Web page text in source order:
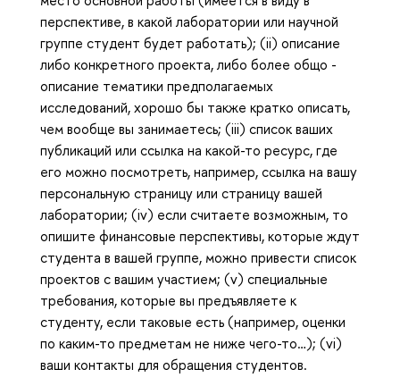
перспективе, в какой лаборатории или научной
группе студент будет работать); (ii) описание
либо конкретного проекта, либо более общо -
описание тематики предполагаемых
исследований, хорошо бы также кратко описать,
чем вообще вы занимаетесь; (iii) список ваших
публикаций или ссылка на какой-то ресурс, где
его можно посмотреть, например, ссылка на вашу
персональную страницу или страницу вашей
лаборатории; (iv) если считаете возможным, то
опишите финансовые перспективы, которые ждут
студента в вашей группе, можно привести список
проектов с вашим участием; (v) специальные
требования, которые вы предъявляете к
студенту, если таковые есть (например, оценки
по каким-то предметам не ниже чего-то…); (vi)
ваши контакты для обращения студентов.